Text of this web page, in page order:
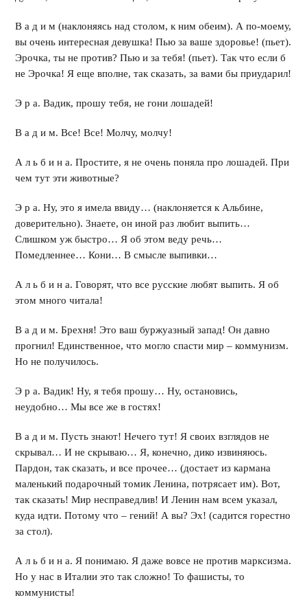
В а д и м (наклоняясь над столом, к ним обеим). А по-моему,
вы очень интересная девушка! Пью за ваше здоровье! (пьет).
Эрочка, ты не против? Пью и за тебя! (пьет). Так что если б
не Эрочка! Я еще вполне, так сказать, за вами бы приударил!
Э р а. Вадик, прошу тебя, не гони лошадей!
В а д и м. Все! Все! Молчу, молчу!
А л ь б и н а. Простите, я не очень поняла про лошадей. При
чем тут эти животные?
Э р а. Ну, это я имела ввиду… (наклоняется к Альбине,
доверительно). Знаете, он иной раз любит выпить…
Слишком уж быстро… Я об этом веду речь…
Помедленнее… Кони… В смысле выпивки…
А л ь б и н а. Говорят, что все русские любят выпить. Я об
этом много читала!
В а д и м. Брехня! Это ваш буржуазный запад! Он давно
прогнил! Единственное, что могло спасти мир – коммунизм.
Но не получилось.
Э р а. Вадик! Ну, я тебя прошу… Ну, остановись,
неудобно… Мы все же в гостях!
В а д и м. Пусть знают! Нечего тут! Я своих взглядов не
скрывал… И не скрываю… Я, конечно, дико извиняюсь.
Пардон, так сказать, и все прочее… (достает из кармана
маленький подарочный томик Ленина, потрясает им). Вот,
так сказать! Мир несправедлив! И Ленин нам всем указал,
куда идти. Потому что – гений! А вы? Эх! (садится горестно
за стол).
А л ь б и н а. Я понимаю. Я даже вовсе не против марксизма.
Но у нас в Италии это так сложно! То фашисты, то
коммунисты!